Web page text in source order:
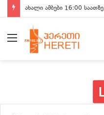
ახალი ამბები 15:00 საათზე
მენიუ